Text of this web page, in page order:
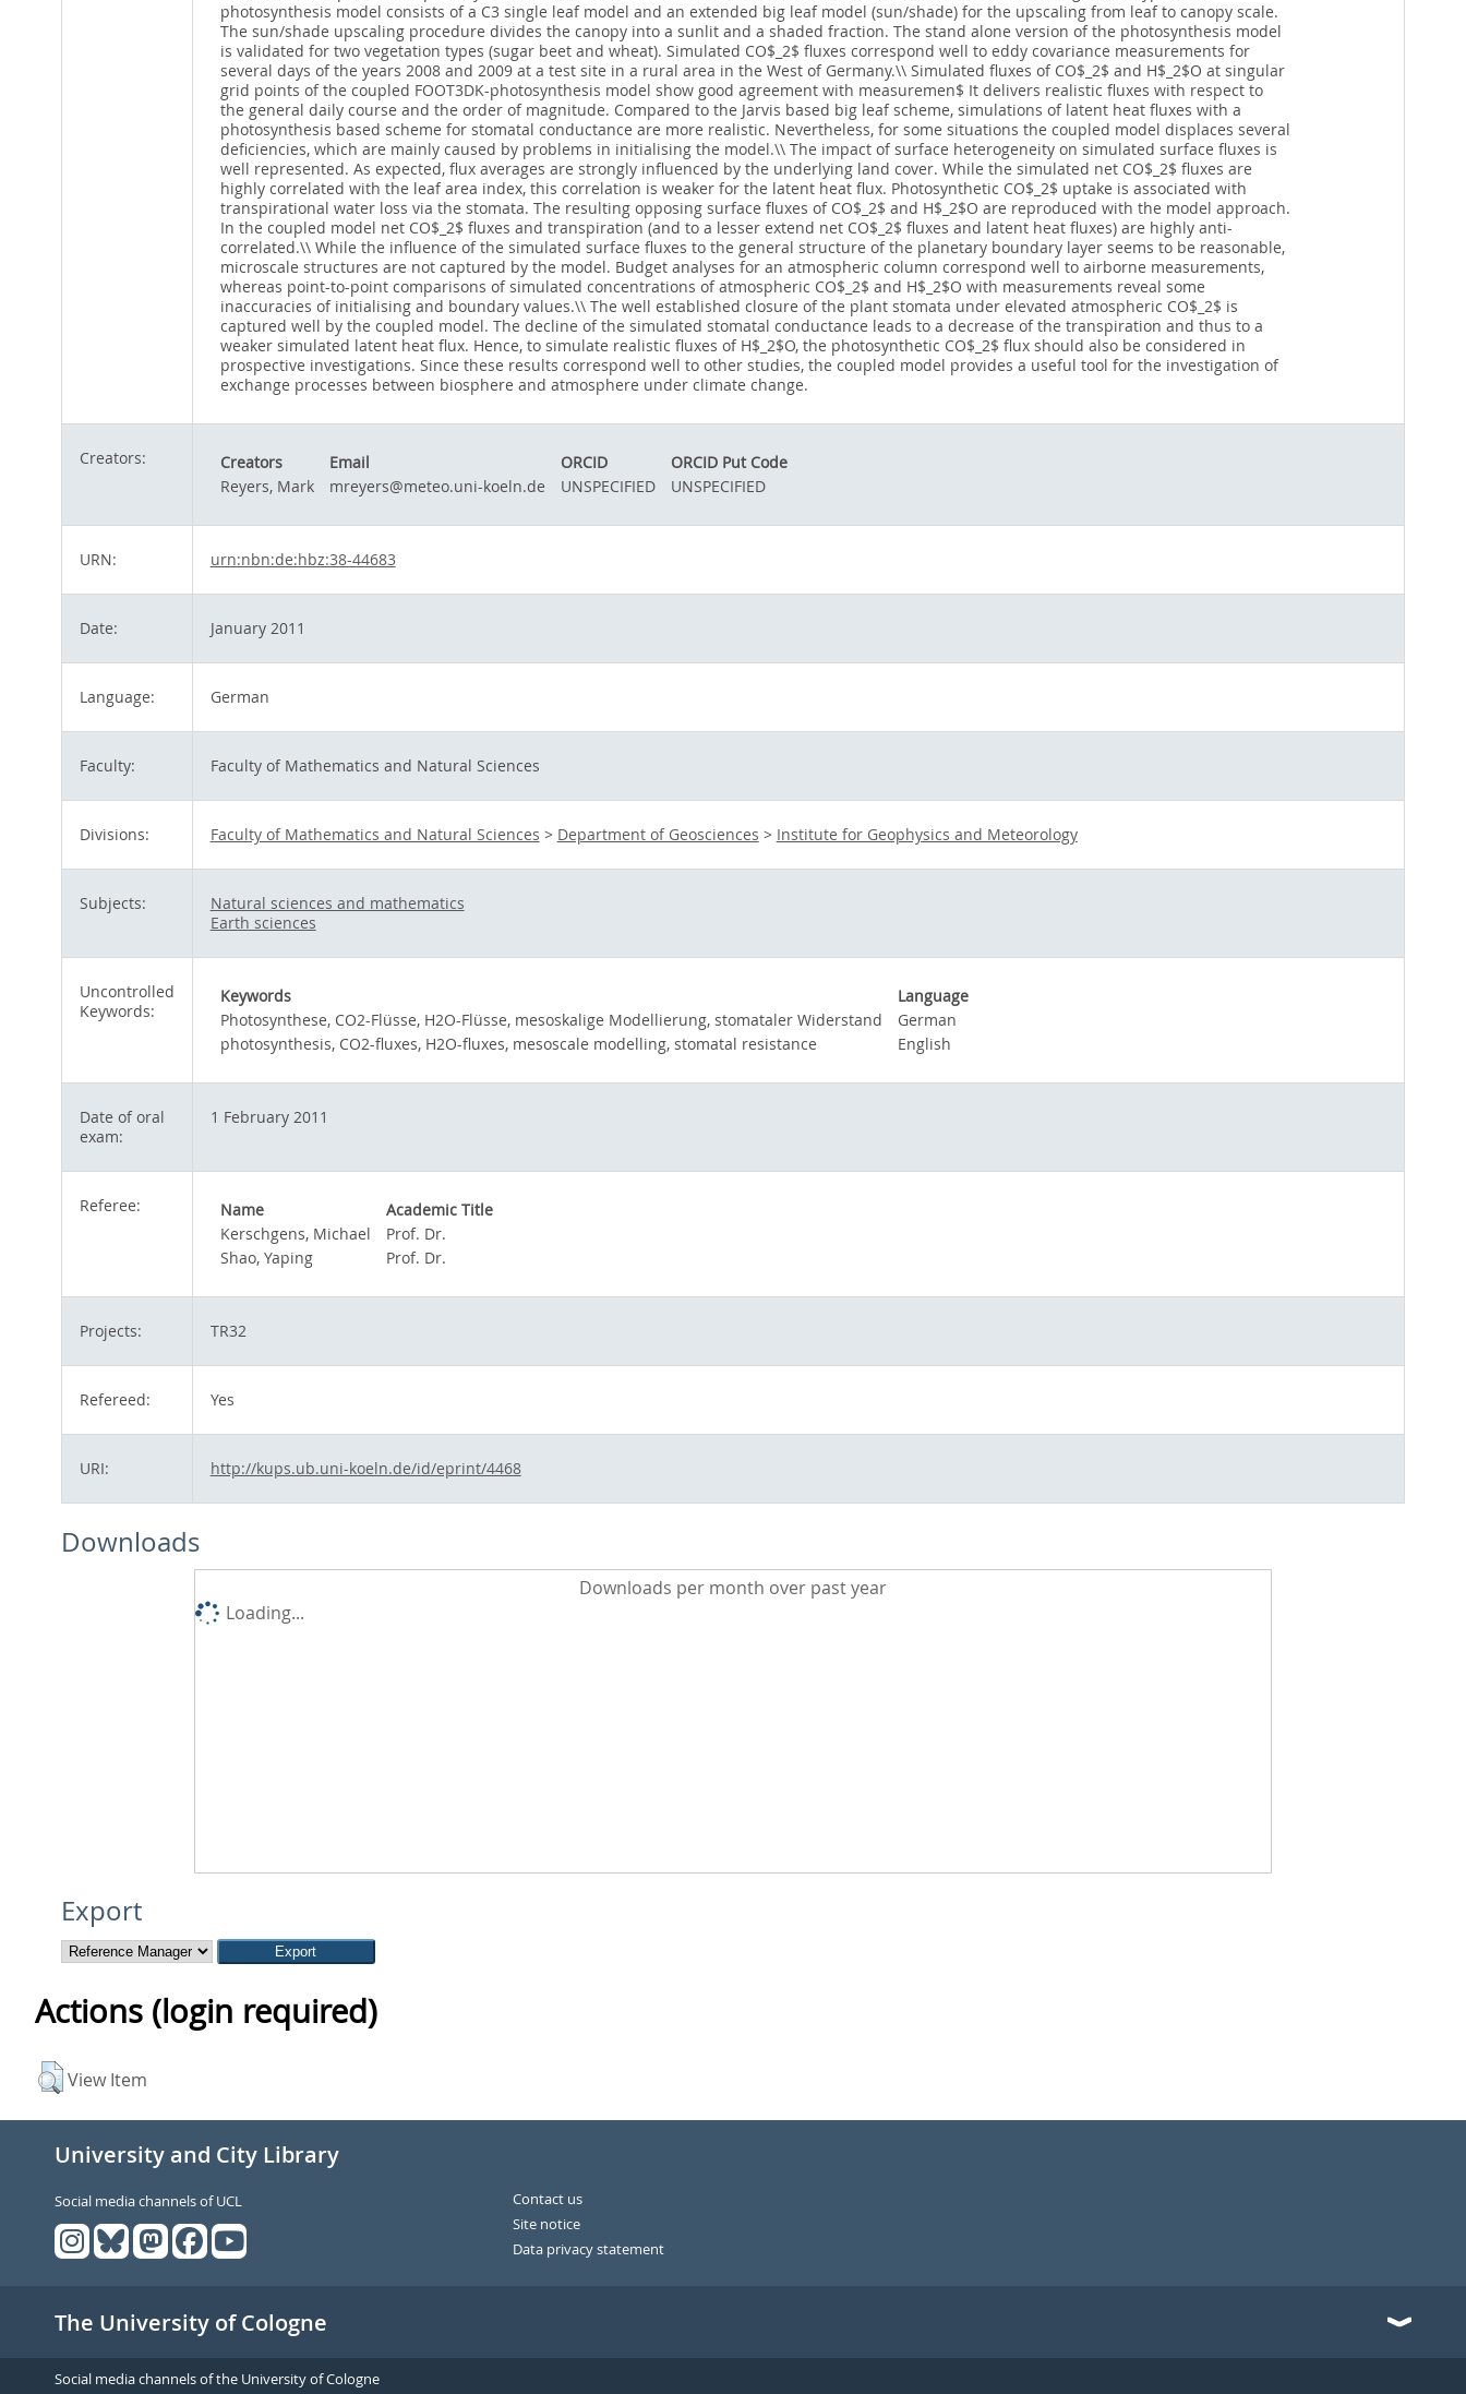
photosynthesis model consists of a C3 single leaf model and an extended big leaf model (sun/shade) for the upscaling from leaf to canopy scale.
The sun/shade upscaling procedure divides the canopy into a sunlit and a shaded fraction. The stand alone version of the photosynthesis model
is validated for two vegetation types (sugar beet and wheat). Simulated CO$_2$ fluxes correspond well to eddy covariance measurements for
several days of the years 2008 and 2009 at a test site in a rural area in the West of Germany.\\ Simulated fluxes of CO$_2$ and H$_2$O at singular
grid points of the coupled FOOT3DK-photosynthesis model show good agreement with measuremen$ It delivers realistic fluxes with respect to
the general daily course and the order of magnitude. Compared to the Jarvis based big leaf scheme, simulations of latent heat fluxes with a
photosynthesis based scheme for stomatal conductance are more realistic. Nevertheless, for some situations the coupled model displaces several
deficiencies, which are mainly caused by problems in initialising the model.\\ The impact of surface heterogeneity on simulated surface fluxes is
well represented. As expected, flux averages are strongly influenced by the underlying land cover. While the simulated net CO$_2$ fluxes are
highly correlated with the leaf area index, this correlation is weaker for the latent heat flux. Photosynthetic CO$_2$ uptake is associated with
transpirational water loss via the stomata. The resulting opposing surface fluxes of CO$_2$ and H$_2$O are reproduced with the model approach.
In the coupled model net CO$_2$ fluxes and transpiration (and to a lesser extend net CO$_2$ fluxes and latent heat fluxes) are highly anti-
correlated.\\ While the influence of the simulated surface fluxes to the general structure of the planetary boundary layer seems to be reasonable,
microscale structures are not captured by the model. Budget analyses for an atmospheric column correspond well to airborne measurements,
whereas point-to-point comparisons of simulated concentrations of atmospheric CO$_2$ and H$_2$O with measurements reveal some
inaccuracies of initialising and boundary values.\\ The well established closure of the plant stomata under elevated atmospheric CO$_2$ is
captured well by the coupled model. The decline of the simulated stomatal conductance leads to a decrease of the transpiration and thus to a
weaker simulated latent heat flux. Hence, to simulate realistic fluxes of H$_2$O, the photosynthetic CO$_2$ flux should also be considered in
prospective investigations. Since these results correspond well to other studies, the coupled model provides a useful tool for the investigation of
exchange processes between biosphere and atmosphere under climate change.
Creators: Creators Email ORCID
ORCID Put Code
Reyers, Mark
mreyers@meteo.uni-koeln.de UNSPECIFIED UNSPECIFIED
URN: urn:nbn:de:hbz:38-44683
Date: January 2011
Language: German
Faculty: Faculty of Mathematics and Natural Sciences
Divisions: Faculty of Mathematics and Natural Sciences > Department of Geosciences > Institute for Geophysics and Meteorology
Subjects:
Natural sciences and mathematics
Earth sciences
Uncontrolled
Keywords:
Keywords
Language
Photosynthese, CO2-Flüsse, H2O-Flüsse, mesoskalige Modellierung, stomataler Widerstand
German
photosynthesis, CO2-fluxes, H2O-fluxes, mesoscale modelling, stomatal resistance
English
Date of oral
exam:
1 February 2011
Referee: Name
Academic Title
Kerschgens, Michael
Prof. Dr.
Shao, Yaping
Prof. Dr.
Projects: TR32
Refereed: Yes
URI: http://kups.ub.uni-koeln.de/id/eprint/4468
Downloads
Downloads per month over past year
Loading...
Export
Actions (login required)
View Item
University and City Library
Social media channels of UCL
Contact us
Site notice
Data privacy statement
The University of Cologne
Social media channels of the University of Cologne